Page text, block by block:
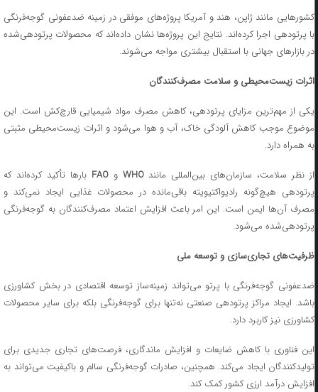
کشورهایی مانند ژاپن، هند و آمریکا پروژه‌های موفقی در زمینه ضدعفونی گوجه‌فرنگی
با پرتودهی اجرا کرده‌اند. نتایج این پروژه‌ها نشان داده‌اند که محصولات پرتودهی‌شده
در بازارهای جهانی با استقبال بیشتری مواجه می‌شوند.
اثرات زیست‌محیطی و سلامت مصرف‌کنندگان
یکی از مهم‌ترین مزایای پرتودهی، کاهش مصرف مواد شیمیایی قارچ‌کش است. این
موضوع موجب کاهش آلودگی خاک، آب و هوا می‌شود و اثرات زیست‌محیطی مثبتی
به همراه دارد.
از نظر سلامت، سازمان‌های بین‌المللی مانند WHOو FAOبارها تأکید کرده‌اند که
پرتودهی هیچ‌گونه رادیواکتیویته باقی‌مانده در محصولات غذایی ایجاد نمی‌کند و
مصرف آن‌ها ایمن است. این امر باعث افزایش اعتماد مصرف‌کنندگان به گوجه‌فرنگی
پرتودهی‌شده می‌شود.
ظرفیت‌های تجاری‌سازی و توسعه ملی
ضدعفونی گوجه‌فرنگی با پرتو می‌تواند زمینه‌ساز توسعه اقتصادی در بخش کشاورزی
باشد. ایجاد مراکز پرتودهی صنعتی نه‌تنها برای گوجه‌فرنگی بلکه برای سایر محصولات
کشاورزی نیز کاربرد دارد.
این فناوری با کاهش ضایعات و افزایش ماندگاری، فرصت‌های تجاری جدیدی برای
تولیدکنندگان ایجاد می‌کند. همچنین، صادرات گوجه‌فرنگی سالم و باکیفیت می‌تواند به
افزایش درآمد ارزی کشور کمک کند.